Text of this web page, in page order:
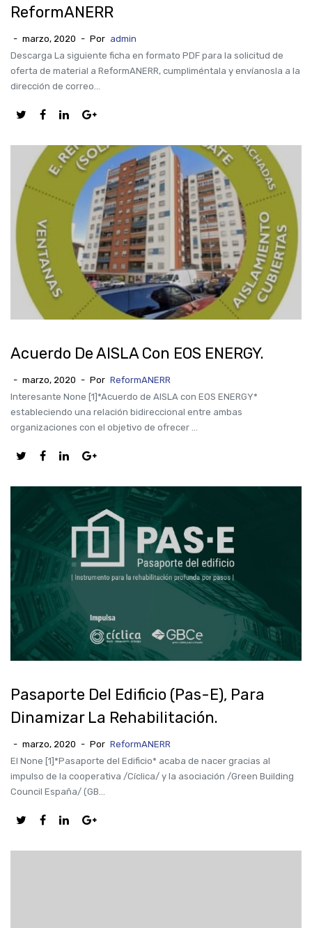
ReformANERR
- marzo, 2020 - Por admin
Descarga La siguiente ficha en formato PDF para la solicitud de
oferta de material a ReformANERR, cumpliméntala y envíanosla a la
dirección de correo...
Acuerdo De AISLA Con EOS ENERGY.
- marzo, 2020 - Por ReformANERR
Interesante None [1]*Acuerdo de AISLA con EOS ENERGY*
estableciendo una relación bidireccional entre ambas
organizaciones con el objetivo de ofrecer ...
Pasaporte Del Edificio (Pas-E), Para
Dinamizar La Rehabilitación.
- marzo, 2020 - Por ReformANERR
El None [1]*Pasaporte del Edificio* acaba de nacer gracias al
impulso de la cooperativa /Cíclica/ y la asociación /Green Building
Council España/ (GB...